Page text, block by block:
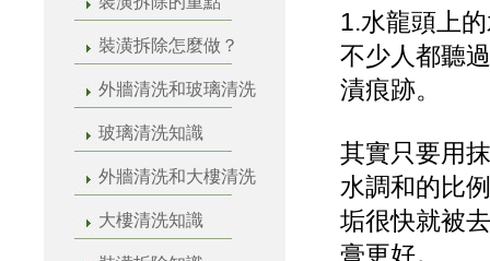
裝潢拆除怎麼做？
外牆清洗和玻璃清洗
玻璃清洗知識
外牆清洗和大樓清洗
大樓清洗知識
1.水龍頭上
不少人都聽
漬痕跡。
其實只要用
水調和的比
垢很快就被
膏更好。